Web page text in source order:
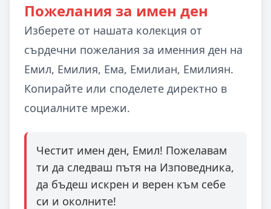
Пожелания за имен ден
Изберете от нашата колекция от
сърдечни пожелания за именния ден на
Емил, Емилия, Ема, Емилиан, Емилиян.
Копирайте или споделете директно в
социалните мрежи.
Честит имен ден, Емил! Пожелавам
ти да следваш пътя на Изповедника,
да бъдеш искрен и верен към себе
си и околните!